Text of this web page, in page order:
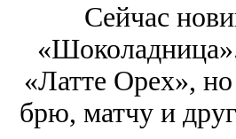
Сейчас
«Латте Орех»,
брю, матчу и